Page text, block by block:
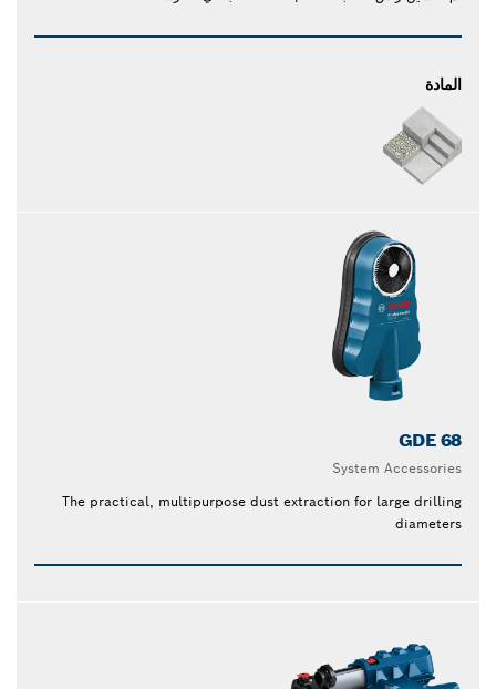
المادة
GDE 68
System Accessories
The practical, multipurpose dust extraction for large drilling
diameters